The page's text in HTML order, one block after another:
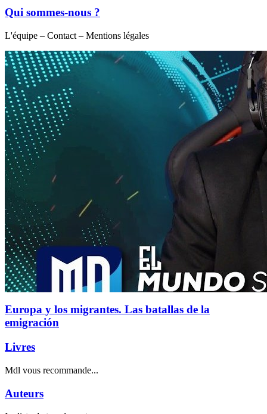
Qui sommes-nous ?
L'équipe – Contact – Mentions légales
Europa y los migrantes. Las batallas de la
emigración
Livres
Mdl vous recommande...
Auteurs